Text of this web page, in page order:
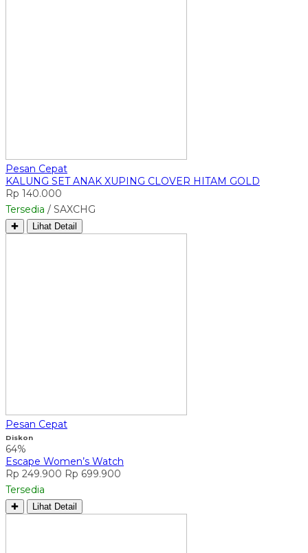
Pesan Cepat
KALUNG SET ANAK XUPING CLOVER HITAM GOLD
Rp 140.000
Tersedia / SAXCHG
✚ Lihat Detail
Pesan Cepat
Diskon
64%
Escape Women’s Watch
Rp 249.900 Rp 699.900
Tersedia
✚ Lihat Detail